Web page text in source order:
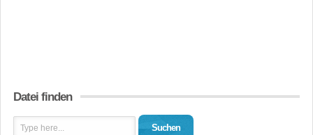
Datei finden
Suchen